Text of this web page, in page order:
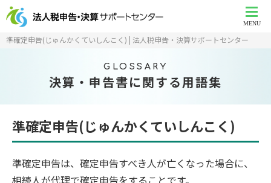
MENU
準確定申告(じゅんかくていしんこく) | 法人税申告・決算サポートセンター
GLOSSARY
決算・申告書に関する用語集
準確定申告(じゅんかくていしんこく)
準確定申告は、確定申告すべき人が亡くなった場合に、
相続人が代理で確定申告をすることです。